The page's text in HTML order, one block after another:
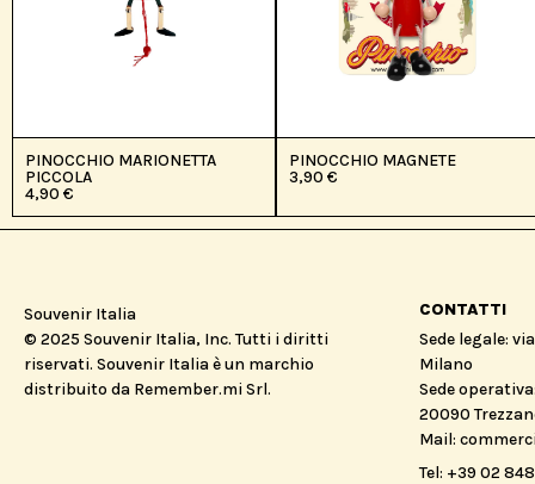
PINOCCHIO MARIONETTA
PICCOLA
4,90 €
PINOCCHIO MAGNETE
3,90 €
Souvenir Italia
© 2025 Souvenir Italia, Inc. Tutti i diritti
riservati. Souvenir Italia è un marchio
distribuito da Remember.mi Srl.
CONTATTI
Sede legale:
Milano
Sede
20090
Mail:
Tel: +39 02